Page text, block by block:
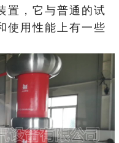
置，它与普通的试
使用性能上有一些